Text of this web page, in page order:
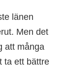
länen
Men det
att många
ta ett bättre